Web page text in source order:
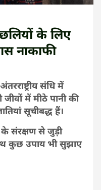
के लिए
नाकाफी
संधि में
में मीठे पानी की
सूचीबद्ध हैं।
के संरक्षण से जुड़ी
कुछ उपाय भी सुझाए